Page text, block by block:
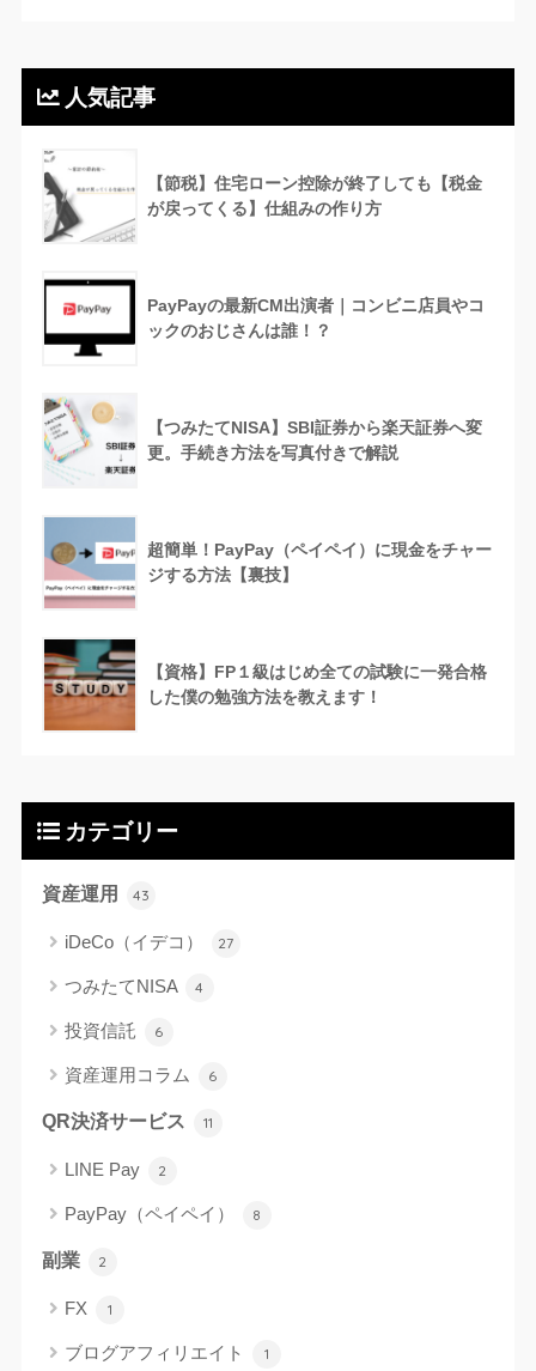
人気記事
【節税】住宅ローン控除が終了しても【税金
が戻ってくる】仕組みの作り方
PayPayの最新CM出演者｜コンビニ店員やコ
ックのおじさんは誰！？
【つみたてNISA】SBI証券から楽天証券へ変
更。手続き方法を写真付きで解説
超簡単！PayPay（ペイペイ）に現金をチャー
ジする方法【裏技】
【資格】FP１級はじめ全ての試験に一発合格
した僕の勉強方法を教えます！
カテゴリー
資産運用 43
iDeCo（イデコ） 27
つみたてNISA 4
投資信託 6
資産運用コラム 6
QR決済サービス 11
LINE Pay 2
PayPay（ペイペイ） 8
副業 2
FX 1
ブログアフィリエイト 1